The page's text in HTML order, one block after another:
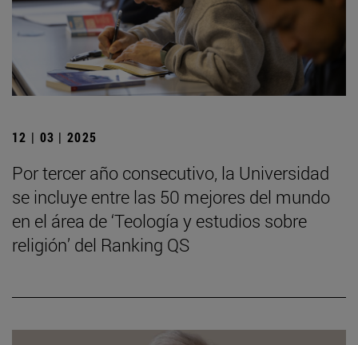
12 | 03 | 2025
Por tercer año consecutivo, la Universidad
se incluye entre las 50 mejores del mundo
en el área de ‘Teología y estudios sobre
religión’ del Ranking QS